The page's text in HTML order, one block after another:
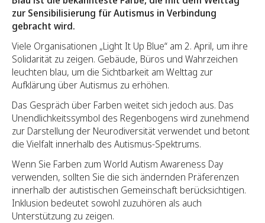
zur Sensibilisierung für Autismus in Verbindung
gebracht wird.
Viele Organisationen „Light It Up Blue“ am 2. April, um ihre
Solidarität zu zeigen. Gebäude, Büros und Wahrzeichen
leuchten blau, um die Sichtbarkeit am Welttag zur
Aufklärung über Autismus zu erhöhen.
Das Gespräch über Farben weitet sich jedoch aus. Das
Unendlichkeitssymbol des Regenbogens wird zunehmend
zur Darstellung der Neurodiversität verwendet und betont
die Vielfalt innerhalb des Autismus-Spektrums.
Wenn Sie Farben zum World Autism Awareness Day
verwenden, sollten Sie die sich ändernden Präferenzen
innerhalb der autistischen Gemeinschaft berücksichtigen.
Inklusion bedeutet sowohl zuzuhören als auch
Unterstützung zu zeigen.